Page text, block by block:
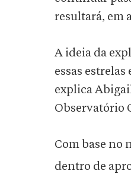
resultará, em
A ideia da
essas
explica
Observatório
Com base no
dentro de